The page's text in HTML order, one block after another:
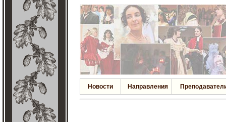
Новости Направления